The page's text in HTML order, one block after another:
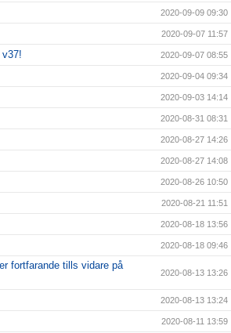
2020-09-09 09:30
2020-09-07 11:57
2020-09-07 08:55
2020-09-04 09:34
2020-09-03 14:14
2020-08-31 08:31
2020-08-27 14:26
2020-08-27 14:08
2020-08-26 10:50
2020-08-21 11:51
2020-08-18 13:56
2020-08-18 09:46
fortfarande tills vidare på
2020-08-13 13:26
2020-08-13 13:24
2020-08-11 13:59